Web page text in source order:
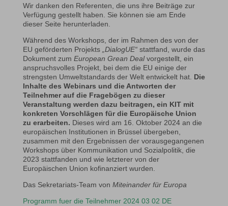
Wir danken den Referenten, die uns ihre Beiträge zur
Verfügung gestellt haben. Sie können sie am Ende
dieser Seite herunterladen.
Während des Workshops, der im Rahmen des von der
EU geförderten Projekts „DialogUE“stattfand, wurde das
Dokument zum European Grean Dealvorgestellt, ein
anspruchsvolles Projekt, bei dem die EU einige der
strengsten Umweltstandards der Welt entwickelt hat. Die
Inhalte des Webinars und die Antworten der
Teilnehmer auf die Fragebögen zu dieser
Veranstaltung werden dazu beitragen, ein KIT mit
konkreten Vorschlägen für die Europäische Union
zu erarbeiten. Dieses wird am 16. Oktober 2024 an die
europäischen Institutionen in Brüssel übergeben,
zusammen mit den Ergebnissen der vorausgegangenen
Workshops über Kommunikation und Sozialpolitik, die
2023 stattfanden und wie letzterer von der
Europäischen Union kofinanziert wurden.
Das Sekretariats-Team von Miteinander für Europa
Programm fuer die Teilnehmer 2024 03 02 DE